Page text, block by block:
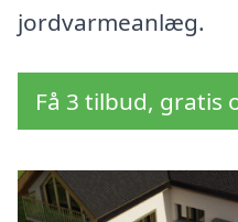
jordvarmeanlæg.
Få 3 tilbud, gratis